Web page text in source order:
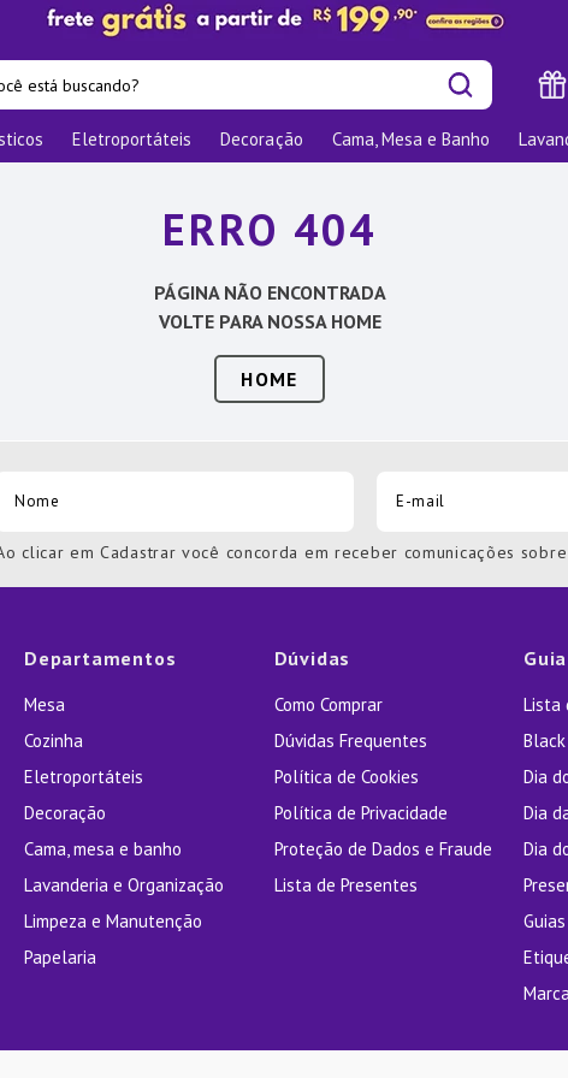
está buscando?
Eletroportáteis Decoração Cama, Mesa e Banho
ERRO 404
PÁGINA NÃO ENCONTRADA
VOLTE PARA NOSSA HOME
HOME
clicar em Cadastrar você concorda em receber comunicações
Departamentos
Mesa
Cozinha
Eletroportáteis
Decoração
Cama, mesa e banho
Lavanderia e Organização
Limpeza e Manutenção
Papelaria
Dúvidas
Como Comprar
Dúvidas Frequentes
Política de Cookies
Política de Privacidade
Proteção de Dados e Fraude
Lista de Presentes
Lista
Dia
Dia
Dia
Guias
buscados